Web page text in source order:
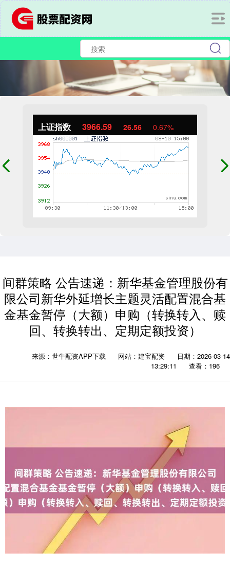
上证指数 3966.59 26.56 0.67%
间群策略 公告速递：新华基金管理股份有
限公司新华外延增长主题灵活配置混合基
金基金暂停（大额）申购（转换转入、赎
回、转换转出、定期定额投资）
来源：世牛配资APP下载 网站：建宝配资
日期：2026-03-14
13:29:11
查看：196